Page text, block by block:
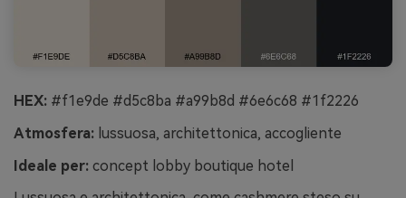
HEX: #f1e9de #d5c8ba #a99b8d #6e6c68 #1f2226
Atmosfera: lussuosa, architettonica, accogliente
Ideale per: concept lobby boutique hotel